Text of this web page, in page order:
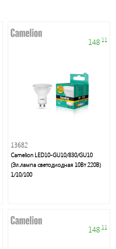
148 .11
13682
Camelion LED10-GU10/830/GU10
(Эл.лампа светодиодная 10Вт 220В)
1/10/100
148 .11